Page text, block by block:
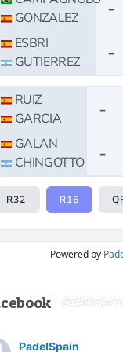
Powered by
PadelSpain